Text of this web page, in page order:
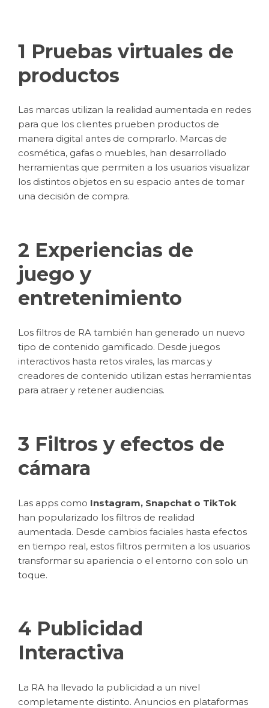
1 Pruebas virtuales de
productos
Las marcas utilizan la realidad aumentada en redes
para que los clientes prueben productos de
manera digital antes de comprarlo. Marcas de
cosmética, gafas o muebles, han desarrollado
herramientas que permiten a los usuarios visualizar
los distintos objetos en su espacio antes de tomar
una decisión de compra.
2 Experiencias de
juego y
entretenimiento
Los filtros de RA también han generado un nuevo
tipo de contenido gamificado. Desde juegos
interactivos hasta retos virales, las marcas y
creadores de contenido utilizan estas herramientas
para atraer y retener audiencias.
3 Filtros y efectos de
cámara
Las apps como Instagram, Snapchat o TikTok
han popularizado los filtros de realidad
aumentada. Desde cambios faciales hasta efectos
en tiempo real, estos filtros permiten a los usuarios
transformar su apariencia o el entorno con solo un
toque.
4 Publicidad
Interactiva
La RA ha llevado la publicidad a un nivel
completamente distinto. Anuncios en plataformas